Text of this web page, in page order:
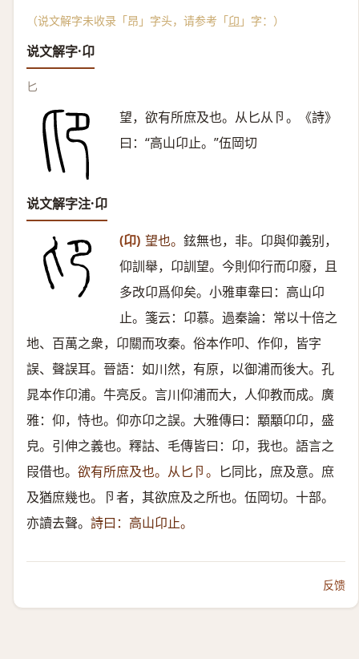
（说文解字未收录「昂」字头，请参考「卬 」字：）
说文解字·卬
匕
望，欲有所庶及也。从匕从卪。《詩》
曰：“高山卬止。”伍岡切
说文解字注·卬
(卬) 望也。 鉉無也，非。卬與仰義别，
仰訓舉，卬訓望。今則仰行而卬廢，且
多改卬爲仰矣。小雅車舝曰：高山卬
止。箋云：卬慕。過秦論：常以十倍之
地、百萬之衆，卬關而攻秦。俗本作叩、作仰，皆字
誤、聲誤耳。晉語：如川然，有原，以御浦而後大。孔
晁本作卬浦。牛亮反。言川仰浦而大，人仰教而成。廣
雅：仰，恃也。仰亦卬之誤。大雅傳曰：顒顒卬卬，盛
皃。引伸之義也。釋詁、毛傳皆曰：卬，我也。語言之
叚借也。 欲有所庶及也。从匕卪。 匕同比，庶及意。庶
及猶庶幾也。卪者，其欲庶及之所也。伍岡切。十部。
亦讀去聲。 詩曰：高山卬止。
反馈